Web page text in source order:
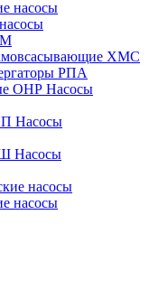
ХМС
РПА
Насосы
Насосы
Насосы
насосы